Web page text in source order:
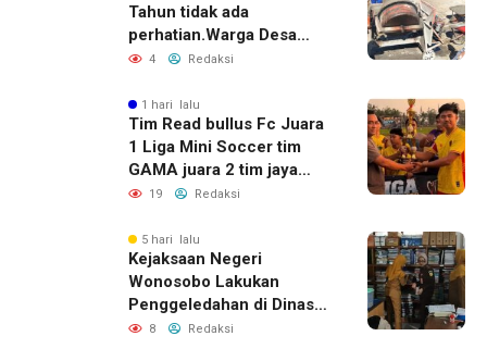
Tahun tidak ada
perhatian.Warga Desa
Medono swadaya perbaiki
Wadaslintang
4 Redaksi
1 hari lalu
Tim Read bullus Fc Juara
1 Liga Mini Soccer tim
GAMA juara 2 tim jaya
sakti juara 3 ksatria muda
Meriahkan HUT RI ke-81
19 Redaksi
5 hari lalu
Kejaksaan Negeri
Wonosobo Lakukan
Penggeledahan di Dinas
Sosial untuk Dalami
8 Redaksi